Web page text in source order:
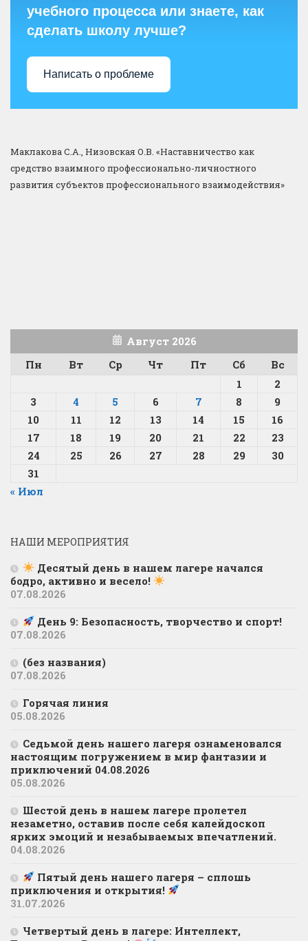
учебного процесса или знаете, как
сделать школу лучше?
Написать о проблеме
Маклакова С.А., Низовская О.В. «Наставничество как
средство взаимного профессионально-личностного
развития субъектов профессионального взаимодействия»
Август 2026
Пн
Вт Ср Чт Пт Сб
Вс
1
2
3
4 5 6 7 8
9
10
11 12 13 14 15
16
17
18 19 20 21 22
23
24
25 26 27 28 29
30
31
« Июл
НАШИ МЕРОПРИЯТИЯ
Десятый день в нашем лагере начался
бодро, активно и весело!
07.08.2026
День 9: Безопасность, творчество и спорт!
07.08.2026
(без названия)
07.08.2026
Горячая линия
05.08.2026
Седьмой день нашего лагеря ознаменовался
настоящим погружением в мир фантазии и
приключений 04.08.2026
05.08.2026
Шестой день в нашем лагере пролетел
незаметно, оставив после себя калейдоскоп
ярких эмоций и незабываемых впечатлений.
04.08.2026
Пятый день нашего лагеря – сплошь
приключения и открытия!
31.07.2026
Четвертый день в лагере: Интеллект,